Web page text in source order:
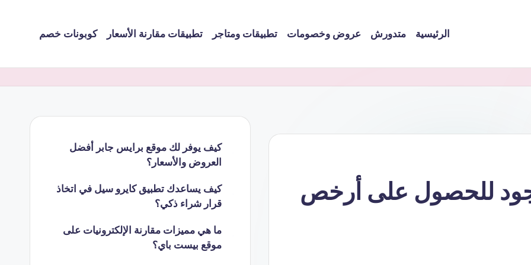
الرئيسية متدورش عروض وخصومات تطبيقات ومتاجر تطبيقات مقارنة الأسعار كوبونات خصم
للحصول على أرخص
كيف يوفر لك موقع برايس جابر أفضل
العروض والأسعار؟
كيف يساعدك تطبيق كايرو سيل في اتخاذ
قرار شراء ذكي؟
ما هي مميزات مقارنة الإلكترونيات على
موقع بيست باي؟